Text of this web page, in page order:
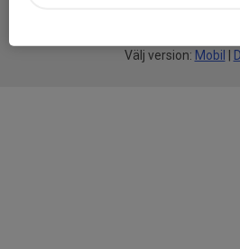
Välj version: Mobil